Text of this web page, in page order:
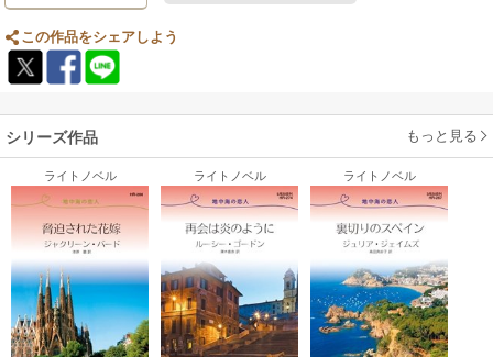
この作品をシェアしよう
シリーズ作品 もっと見る
ライトノベル ライトノベル ライトノベル